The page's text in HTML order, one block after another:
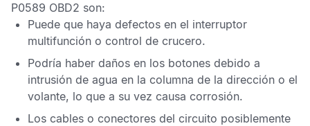
P0589 OBD2 son:
Puede que haya defectos en el interruptor
multifunción o control de crucero.
Podría haber daños en los botones debido a
intrusión de agua en la columna de la dirección o el
volante, lo que a su vez causa corrosión.
Los cables o conectores del circuito posiblemente